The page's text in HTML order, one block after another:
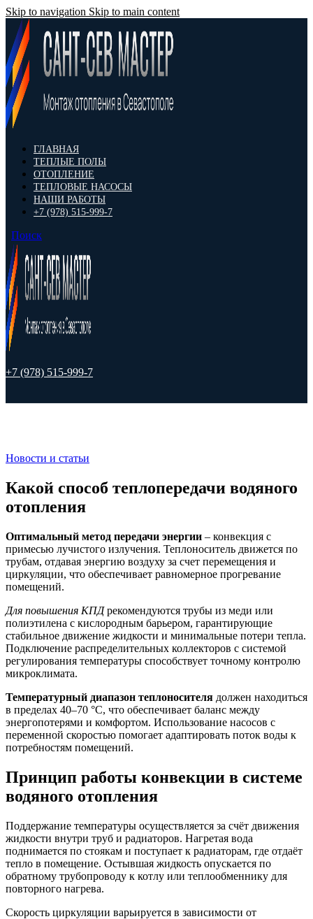
Skip to navigation Skip to main content
ГЛАВНАЯ
ТЕПЛЫЕ ПОЛЫ
ОТОПЛЕНИЕ
ТЕПЛОВЫЕ НАСОСЫ
НАШИ РАБОТЫ
+7 (978) 515-999-7
Поиск
+7 (978) 515-999-7
Новости и статьи
Какой способ теплопередачи водяного
отопления
Оптимальный метод передачи энергии – конвекция с
примесью лучистого излучения. Теплоноситель движется по
трубам, отдавая энергию воздуху за счет перемещения и
циркуляции, что обеспечивает равномерное прогревание
помещений.
Для повышения КПДрекомендуются трубы из меди или
полиэтилена с кислородным барьером, гарантирующие
стабильное движение жидкости и минимальные потери тепла.
Подключение распределительных коллекторов с системой
регулирования температуры способствует точному контролю
микроклимата.
Температурный диапазон теплоносителя должен находиться
в пределах 40–70 °С, что обеспечивает баланс между
энергопотерями и комфортом. Использование насосов с
переменной скоростью помогает адаптировать поток воды к
потребностям помещений.
Принцип работы конвекции в системе
водяного отопления
Поддержание температуры осуществляется за счёт движения
жидкости внутри труб и радиаторов. Нагретая вода
поднимается по стоякам и поступает к радиаторам, где отдаёт
тепло в помещение. Остывшая жидкость опускается по
обратному трубопроводу к котлу или теплообменнику для
повторного нагрева.
Скорость циркуляции варьируется в зависимости от